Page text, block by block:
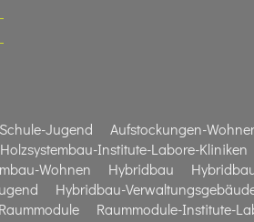
Jugend Aufstockungen-
Holzsystembau-Institute-Labore-Kliniken
Wohnen Hybridbau
Hybridbau-
Raummodule Raummodule-Institute-